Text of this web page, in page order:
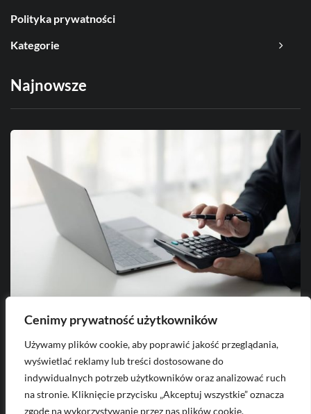
Cenimy prywatność użytkowników
Używamy plików cookie, aby poprawić jakość przeglądania,
wyświetlać reklamy lub treści dostosowane do
indywidualnych potrzeb użytkowników oraz analizować ruch
na stronie. Kliknięcie przycisku „Akceptuj wszystkie” oznacza
zgodę na wykorzystywanie przez nas plików cookie.
Polityka prywatności
Kategorie
Najnowsze
2026-08-04
Jak wystawić fakturę dla stowarzyszenia?